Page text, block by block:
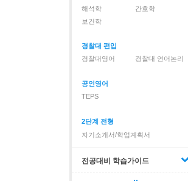
해석학
간호학
보건학
경찰대 편입
경찰대영어
경찰대 언어논리
공인영어
TEPS
2단계 전형
자기소개서/학업계획서
전공대비 학습가이드